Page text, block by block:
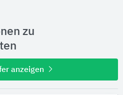
zu
anzeigen